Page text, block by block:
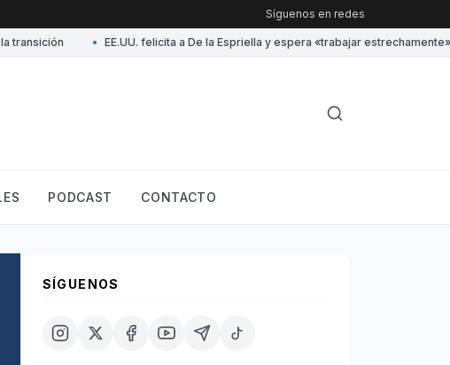
Síguenos en redes
EE.UU. felicita a De la Espriella y espera «trabajar estrechamente»
PODCAST CONTACTO
SÍGUENOS